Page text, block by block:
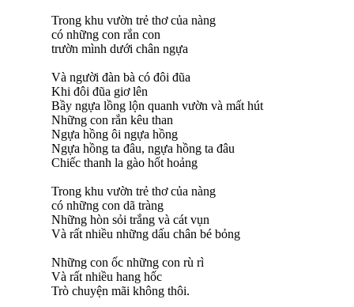
Trong khu vườn trẻ thơ của nàng
có những con rắn con
trườn mình dưới chân ngựa
Và người đàn bà có đôi đũa
Khi đôi đũa giơ lên
Bầy ngựa lồng lộn quanh vườn và mất hút
Những con rắn kêu than
Ngựa hồng ôi ngựa hồng
Ngựa hồng ta đâu, ngựa hồng ta đâu
Chiếc thanh la gào hốt hoảng
Trong khu vườn trẻ thơ của nàng
có những con dã tràng
Những hòn sỏi trắng và cát vụn
Và rất nhiều những dấu chân bé bỏng
Những con ốc những con rù rì
Và rất nhiều hang hốc
Trò chuyện mãi không thôi.